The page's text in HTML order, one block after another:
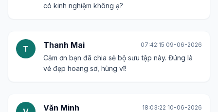
có kinh nghiệm không ạ?
T Thanh Mai 07:42:15 09-06-2026
Cảm ơn bạn đã chia sẻ bộ sưu tập này. Đúng là
vẻ đẹp hoang sơ, hùng vĩ!
Văn Minh 18:03:22 10-06-2026